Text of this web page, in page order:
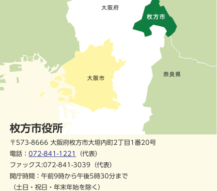
枚方市役所
〒573-8666 大阪府枚方市大垣内町2丁目1番20号
電話： 072-841-1221
（代表）
ファックス:072-841-3039（代表）
開庁時間：午前9時から午後5時30分まで
（土日・祝日・年末年始を除く）